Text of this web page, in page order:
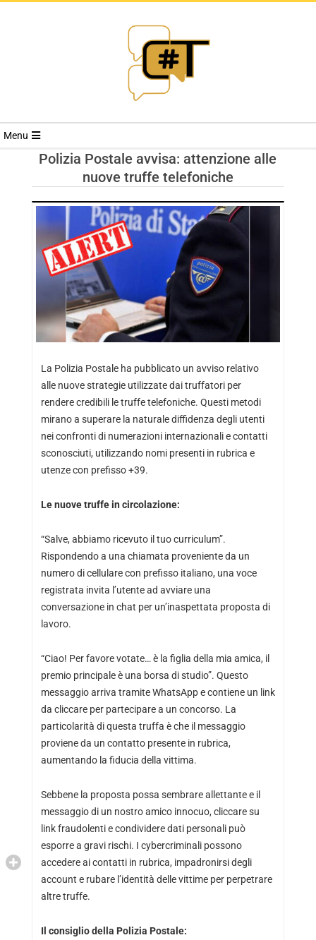
RIVISTA
TRENDS
Menu
Polizia Postale avvisa: attenzione alle
nuove truffe telefoniche
La Polizia Postale ha pubblicato un avviso relativo
alle nuove strategie utilizzate dai truffatori per
rendere credibili le truffe telefoniche. Questi metodi
mirano a superare la naturale diffidenza degli utenti
nei confronti di numerazioni internazionali e contatti
sconosciuti, utilizzando nomi presenti in rubrica e
utenze con prefisso +39.
Le nuove truffe in circolazione:
“Salve, abbiamo ricevuto il tuo curriculum”.
Rispondendo a una chiamata proveniente da un
numero di cellulare con prefisso italiano, una voce
registrata invita l’utente ad avviare una
conversazione in chat per un’inaspettata proposta di
lavoro.
“Ciao! Per favore votate… è la figlia della mia amica, il
premio principale è una borsa di studio”. Questo
messaggio arriva tramite WhatsApp e contiene un link
da cliccare per partecipare a un concorso. La
particolarità di questa truffa è che il messaggio
proviene da un contatto presente in rubrica,
aumentando la fiducia della vittima.
Sebbene la proposta possa sembrare allettante e il
messaggio di un nostro amico innocuo, cliccare su
link fraudolenti e condividere dati personali può
esporre a gravi rischi. I cybercriminali possono
accedere ai contatti in rubrica, impadronirsi degli
account e rubare l’identità delle vittime per perpetrare
altre truffe.
Il consigliodella Polizia Postale: